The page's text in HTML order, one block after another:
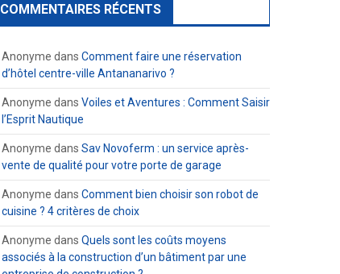
COMMENTAIRES RÉCENTS
Anonyme dans Comment faire une réservation
d’hôtel centre-ville Antananarivo ?
Anonyme dans Voiles et Aventures : Comment Saisir
l’Esprit Nautique
Anonyme dans Sav Novoferm : un service après-
vente de qualité pour votre porte de garage
Anonyme dans Comment bien choisir son robot de
cuisine ? 4 critères de choix
Anonyme dans Quels sont les coûts moyens
associés à la construction d’un bâtiment par une